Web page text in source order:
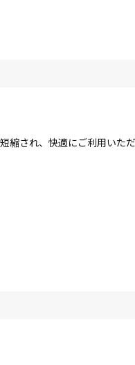
縮され、快適にご利用いた